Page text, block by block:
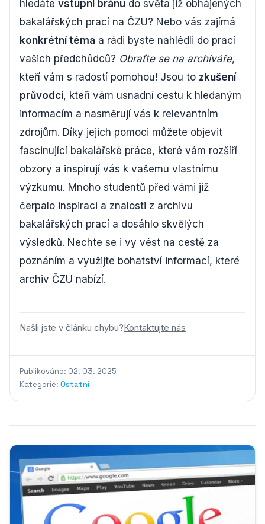
hledáte vstupní bránu do světa již obhájených
bakalářských prací na ČZU? Nebo vás zajímá
konkrétní téma a rádi byste nahlédli do prací
vašich předchůdců? Obraťte se na archiváře,
kteří vám s radostí pomohou! Jsou to zkušení
průvodci, kteří vám usnadní cestu k hledaným
informacím a nasměrují vás k relevantním
zdrojům. Díky jejich pomoci můžete objevit
fascinující bakalářské práce, které vám rozšíří
obzory a inspirují vás k vašemu vlastnímu
výzkumu. Mnoho studentů před vámi již
čerpalo inspiraci a znalosti z archivu
bakalářských prací a dosáhlo skvělých
výsledků. Nechte se i vy vést na cestě za
poznáním a využijte bohatství informací, které
archiv ČZU nabízí.
Našli jste v článku chybu?Kontaktujte nás
Publikováno: 02. 03. 2025
Kategorie: Ostatní